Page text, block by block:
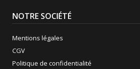
NOTRE SOCIÉTÉ
Mentions légales
CGV
Politique de confidentialité